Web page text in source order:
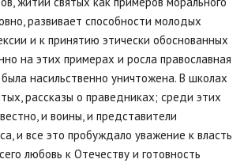
развивает способности молодых
и к принятию этически обоснованных
на этих примерах и росла православная
насильственно уничтожена. В школах
рассказы о праведниках; среди этих
и воины, и представители
и все это пробуждало уважение к власть
любовь к Отечеству и готовность